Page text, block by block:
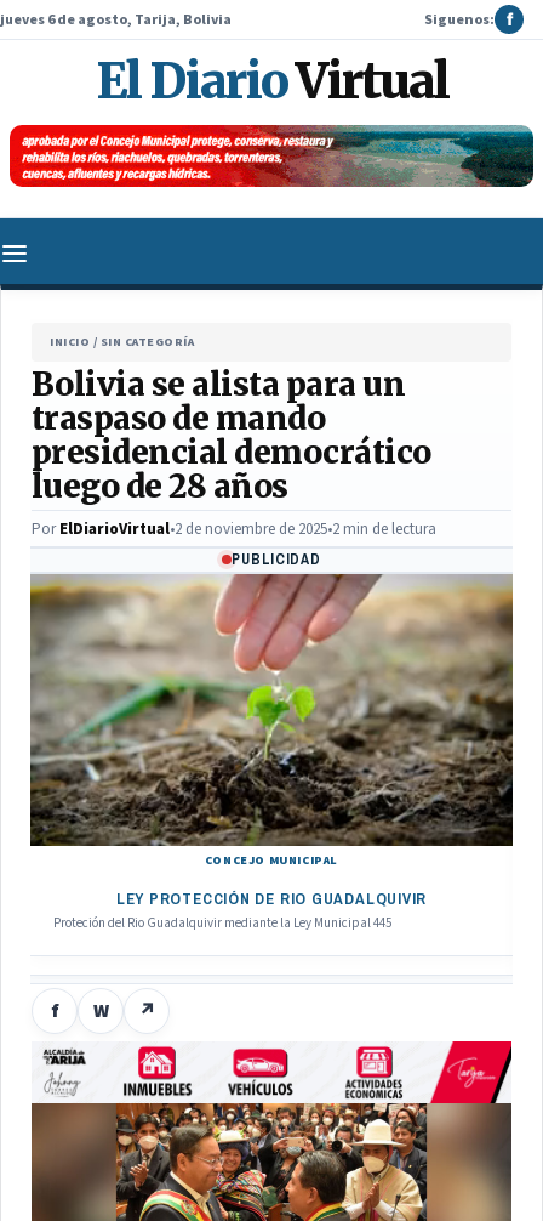
jueves 6 de agosto, Tarija, Bolivia Siguenos: f
El DiarioVirtual
INICIO / SIN CATEGORÍA
Bolivia se alista para un
traspaso de mando
presidencial democrático
luego de 28 años
PorElDiarioVirtual•2 de noviembre de 2025•2 min de lectura
PUBLICIDAD
CONCEJO MUNICIPAL
LEY PROTECCIÓN DE RIO GUADALQUIVIR
Proteción del Rio Guadalquivir mediante la Ley Municipal 445
f W ↗